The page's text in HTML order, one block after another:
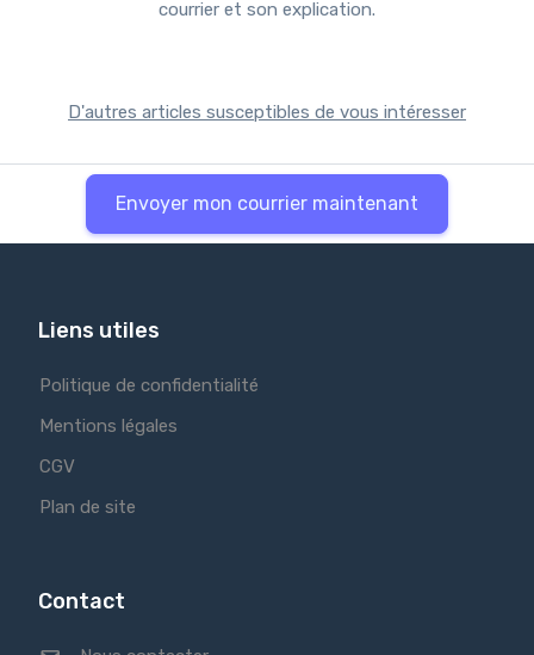
courrier et son explication.
D'autres articles susceptibles de vous intéresser
Envoyer mon courrier maintenant
Liens utiles
Politique de confidentialité
Mentions légales
CGV
Plan de site
Contact